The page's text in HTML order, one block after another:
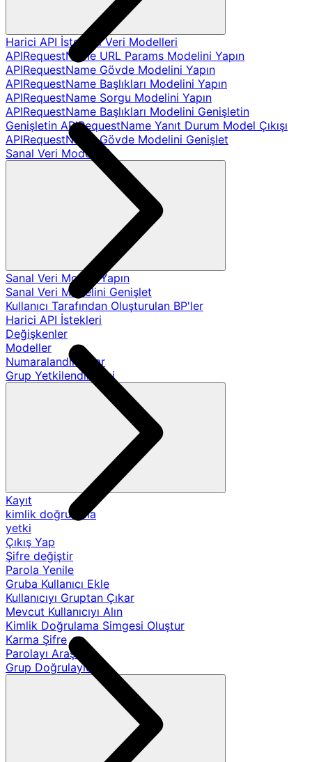
Harici API İstekleri Veri Modelleri
APIRequestName URL Params Modelini Yapın
APIRequestName Gövde Modelini Yapın
APIRequestName Başlıkları Modelini Yapın
APIRequestName Sorgu Modelini Yapın
APIRequestName Başlıkları Modelini Genişletin
Genişletin APIRequestName Yanıt Durum Model Çıkışı
APIRequestName Gövde Modelini Genişlet
Sanal Veri Modelleri
Sanal Veri Modeli Yapın
Sanal Veri Modelini Genişlet
Kullanıcı Tarafından Oluşturulan BP'ler
Harici API İstekleri
Değişkenler
Modeller
Numaralandırmalar
Grup Yetkilendirmesi
Kayıt
kimlik doğrulama
yetki
Çıkış Yap
Şifre değiştir
Parola Yenile
Gruba Kullanıcı Ekle
Kullanıcıyı Gruptan Çıkar
Mevcut Kullanıcıyı Alın
Kimlik Doğrulama Simgesi Oluştur
Karma Şifre
Parolayı Araştır
Grup Doğrulayıcıları